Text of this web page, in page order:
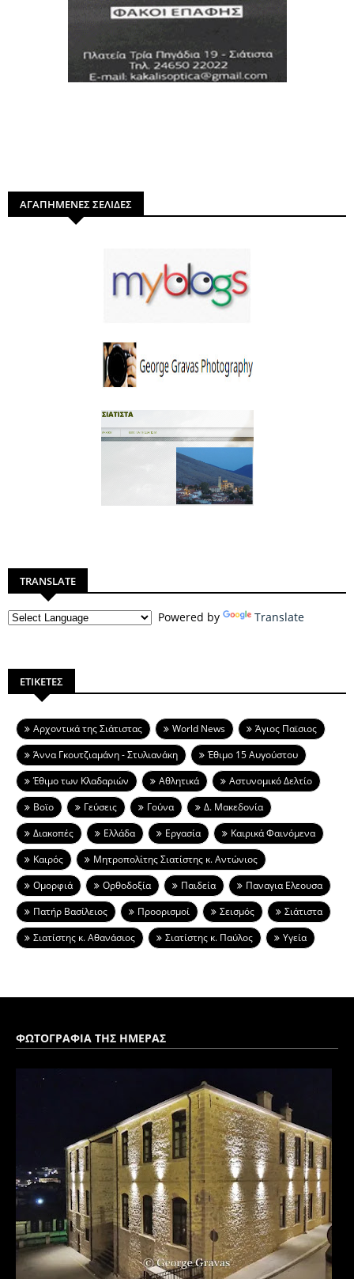
ΑΓΑΠΗΜΕΝΕΣ ΣΕΛΙΔΕΣ
TRANSLATE
Powered by Translate
ΕΤΙΚΕΤΕΣ
Aρχοντικά της Σιάτιστας World News
Άγιος Παϊσιος
Άννα Γκουτζιαμάνη - Στυλιανάκη
Έθιμο 15 Αυγούστου
Έθιμο των Κλαδαριών
Αθλητικά
Αστυνομικό Δελτίο
Βοϊο
Γεύσεις Γούνα
Δ. Μακεδονία
Διακοπές
Ελλάδα Εργασία
Καιρικά Φαινόμενα
Καιρός
Μητροπολίτης Σιατίστης κ. Αντώνιος
Ομορφιά
Ορθοδοξία Παιδεία
Παναγια Ελεουσα
Πατήρ Βασίλειος
Προορισμοί Σεισμός
Σιάτιστα
Σιατίστης κ. Αθανάσιος
Σιατίστης κ. Παύλος Υγεία
ΦΩΤΟΓΡΑΦΙΑ ΤΗΣ ΗΜΕΡΑΣ